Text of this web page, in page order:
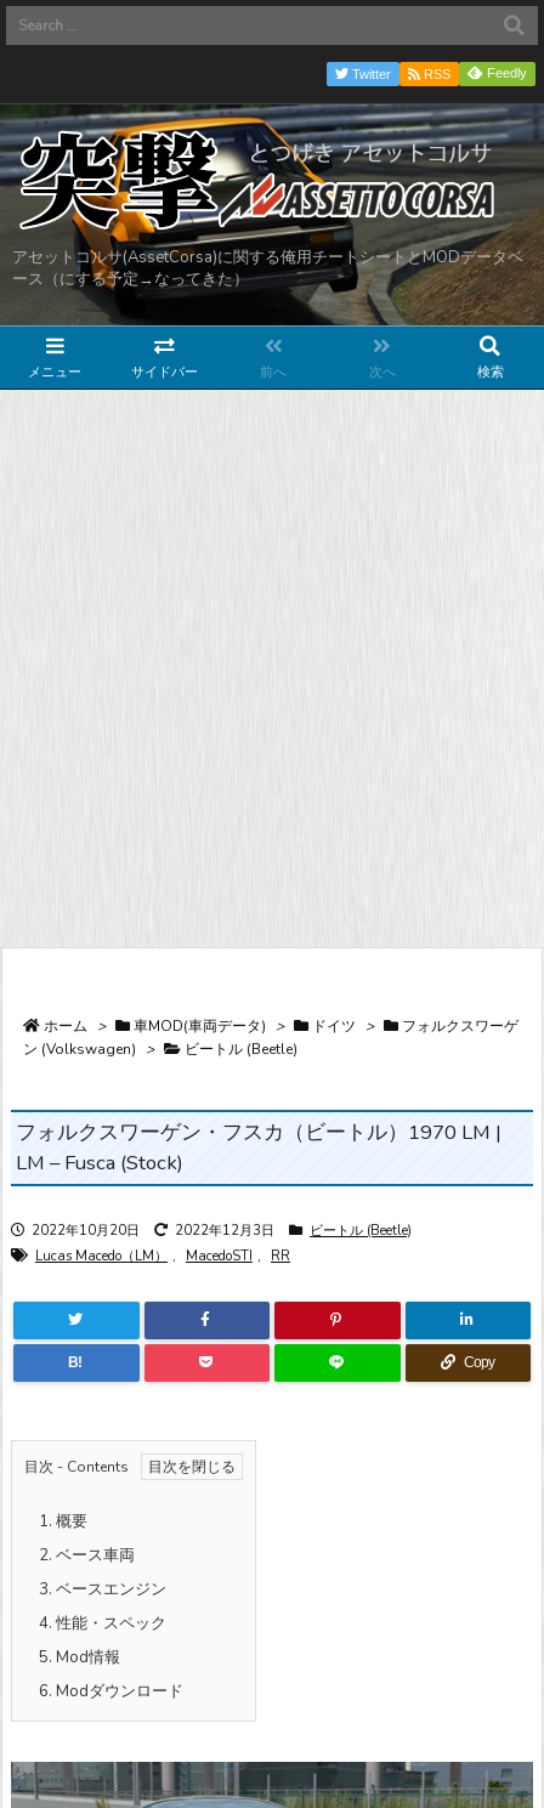
アセットコルサ(AssetCorsa)に関する俺用チートシートとMODデータベ
ース（にする予定→なってきた）
メニュー サイドバー 前へ 次へ 検索
Twitter RSS Feedly
ホーム > 車MOD(車両データ) > ドイツ >
フォルクスワーゲ
ン (Volkswagen)
> ビートル (Beetle)
フォルクスワーゲン・フスカ（ビートル）1970 LM |
LM – Fusca (Stock)
2022年10月20日 2022年12月3日
ビートル (Beetle)
Lucas Macedo（LM）
, MacedoSTI , RR
B! Copy
目次 - Contents
1. 概要
2. ベース車両
3. ベースエンジン
4.性能・スペック
5. Mod情報
6. Modダウンロード